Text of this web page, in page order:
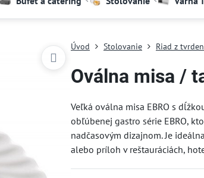
Úvod Stolovanie Riad z
Oválna misa /
Veľká oválna misa EBRO s
obľúbenej gastro série EBRO,
nadčasovým dizajnom. Je
alebo príloh v reštauráciách,